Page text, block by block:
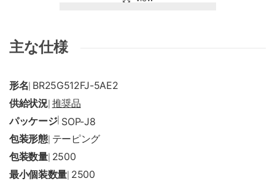
主な仕様
形名 BR25G512FJ-5AE2
供給状況| 推奨品
パッケージ| SOP-J8
包装形態| テーピング
包装数量| 2500
最小個装数量 2500